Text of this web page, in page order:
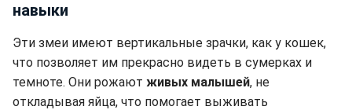
навыки
Эти змеи имеют вертикальные зрачки, как у кошек,
что позволяет им прекрасно видеть в сумерках и
темноте. Они рожают живых малышей, не
откладывая яйца, что помогает выживать